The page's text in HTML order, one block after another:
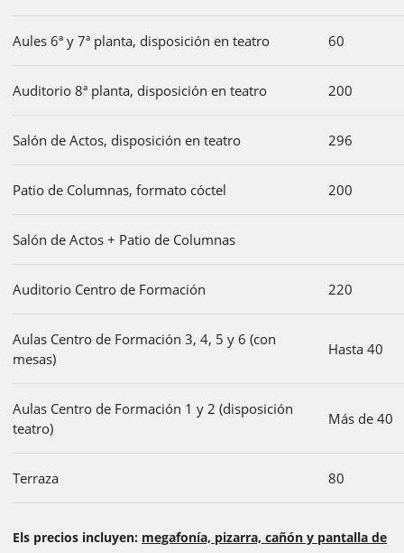
Aules 6ª y 7ª planta, disposición en teatro 60
Auditorio 8ª planta, disposición en teatro 200
Salón de Actos, disposición en teatro 296
Patio de Columnas, formato cóctel 200
Salón de Actos + Patio de Columnas
Auditorio Centro de Formación 220
Aulas Centro de Formación 3, 4, 5 y 6 (con
mesas)
Hasta 40
Aulas Centro de Formación 1 y 2 (disposición
teatro)
Más de 40
Terraza 80
Els precios incluyen: megafonía, pizarra, cañón y pantalla de